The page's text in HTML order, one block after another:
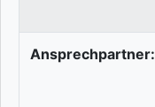
Ansprechpartner: